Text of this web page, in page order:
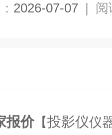
2026-07-07 | 阅
报价【投影仪仪